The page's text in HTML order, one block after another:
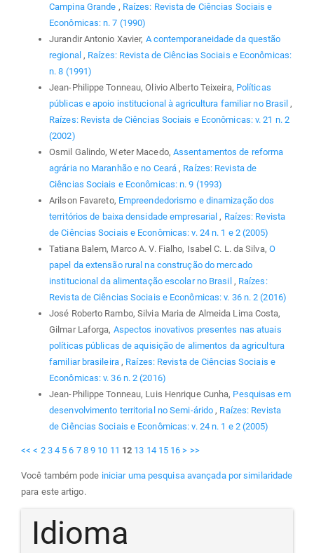
Campina Grande , Raízes: Revista de Ciências Sociais e
Econômicas: n. 7 (1990)
Jurandir Antonio Xavier, A contemporaneidade da questão
regional , Raízes: Revista de Ciências Sociais e Econômicas:
n. 8 (1991)
Jean-Philippe Tonneau, Olivio Alberto Teixeira, Políticas
públicas e apoio institucional à agricultura familiar no Brasil ,
Raízes: Revista de Ciências Sociais e Econômicas: v. 21 n. 2
(2002)
Osmil Galindo, Weter Macedo, Assentamentos de reforma
agrária no Maranhão e no Ceará , Raízes: Revista de
Ciências Sociais e Econômicas: n. 9 (1993)
Arilson Favareto, Empreendedorismo e dinamização dos
territórios de baixa densidade empresarial , Raízes: Revista
de Ciências Sociais e Econômicas: v. 24 n. 1 e 2 (2005)
Tatiana Balem, Marco A. V. Fialho, Isabel C. L. da Silva, O
papel da extensão rural na construção do mercado
institucional da alimentação escolar no Brasil , Raízes:
Revista de Ciências Sociais e Econômicas: v. 36 n. 2 (2016)
José Roberto Rambo, Silvia Maria de Almeida Lima Costa,
Gilmar Laforga, Aspectos inovativos presentes nas atuais
políticas públicas de aquisição de alimentos da agricultura
familiar brasileira , Raízes: Revista de Ciências Sociais e
Econômicas: v. 36 n. 2 (2016)
Jean-Philippe Tonneau, Luis Henrique Cunha, Pesquisas em
desenvolvimento territorial no Semi-árido , Raízes: Revista
de Ciências Sociais e Econômicas: v. 24 n. 1 e 2 (2005)
<< < 2 3 4 5 6 7 8 9 10 11 12 13 14 15 16 > >>
Você também pode iniciar uma pesquisa avançada por similaridade
para este artigo.
Idioma